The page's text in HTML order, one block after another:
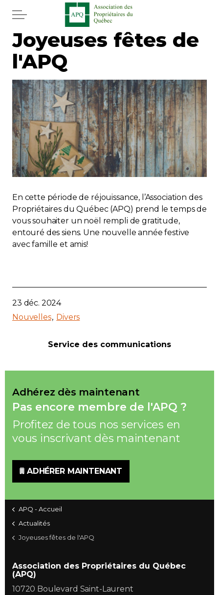
Aller au contenu principal
Accueil
Services
Actualités
Journal
Juridique
Mot de l'éditeur
Divers
Immobilier
Copropriété
Environnement
Médias
FAQ
Zone Membres
Adhésion
Joyeuses fêtes de
l'APQ
En cette période de réjouissance, l’Association des
Propriétaires du Québec (APQ) prend le temps de
vous souhaiter un noël rempli de gratitude,
entouré des siens. Une nouvelle année festive
avec famille et amis!
23 déc. 2024
Nouvelles Divers
Service des communications
Adhérez dès maintenant
Pas encore membre de l'APQ ?
Profitez de tous nos services en
vous inscrivant dès maintenant
ADHÉRER MAINTENANT
APQ - Accueil
Actualités
Joyeuses fêtes de l'APQ
Association des Propriétaires du Québec
(APQ)
10720 Boulevard Saint-Laurent